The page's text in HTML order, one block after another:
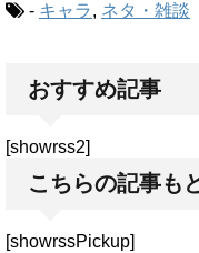
- キャラ, ネタ・雑談
おすすめ記事
[showrss2]
こちらの記事も
[showrssPickup]